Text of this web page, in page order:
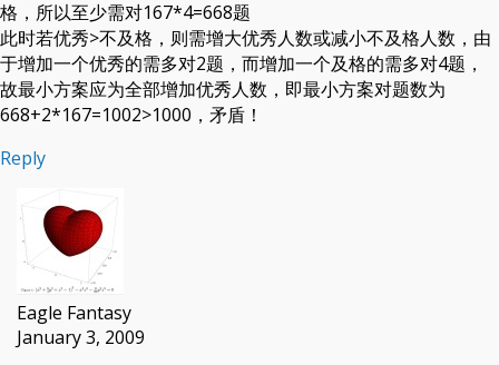
格，所以至少需对167*4=668题
此时若优秀>不及格，则需增大优秀人数或减小不及格人数，由
于增加一个优秀的需多对2题，而增加一个及格的需多对4题，
故最小方案应为全部增加优秀人数，即最小方案对题数为
668+2*167=1002>1000，矛盾！
Reply
Eagle Fantasy
January 3, 2009